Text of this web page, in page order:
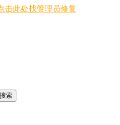
击此处找管理员修复
搜索